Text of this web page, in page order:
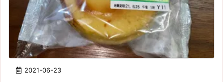
2021-06-23